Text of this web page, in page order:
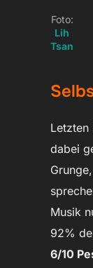
Foto:
Lih
Tsan
Letzten
dabei
Musik
92%
6/10